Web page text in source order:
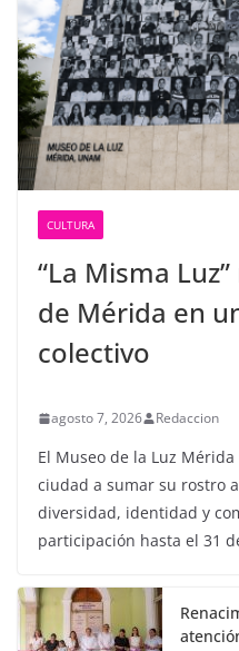
CULTURA
“La Misma
de Mérida en
colectivo
agosto 7, 2026 Redaccion
El Museo de la Luz
ciudad a sumar su rostro
diversidad, identidad y
participación hasta el 31